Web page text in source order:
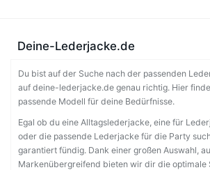
Deine-Lederjacke.de
Du bist auf der Suche nach der passenden
auf deine-lederjacke.de genau richtig. Hier
passende Modell für deine Bedürfnisse.
Egal ob du eine Alltagslederjacke, eine für
oder die passende Lederjacke für die Party
garantiert fündig. Dank einer großen Auswahl,
Markenübergreifend bieten wir dir die optimale